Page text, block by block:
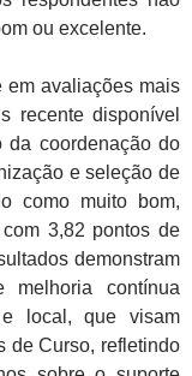
ou excelente.
em avaliações mais
recente disponível
da coordenação do
e seleção de
como muito bom,
3,82 pontos de
demonstram
contínua
local, que visam
de Curso, refletindo